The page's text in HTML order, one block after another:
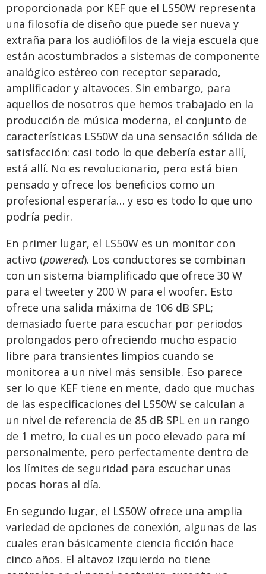
proporcionada por KEF que el LS50W representa
una filosofía de diseño que puede ser nueva y
extraña para los audiófilos de la vieja escuela que
están acostumbrados a sistemas de componente
analógico estéreo con receptor separado,
amplificador y altavoces. Sin embargo, para
aquellos de nosotros que hemos trabajado en la
producción de música moderna, el conjunto de
características LS50W da una sensación sólida de
satisfacción: casi todo lo que debería estar allí,
está allí. No es revolucionario, pero está bien
pensado y ofrece los beneficios como un
profesional esperaría… y eso es todo lo que uno
podría pedir.
En primer lugar, el LS50W es un monitor con
activo (powered). Los conductores se combinan
con un sistema biamplificado que ofrece 30 W
para el tweeter y 200 W para el woofer. Esto
ofrece una salida máxima de 106 dB SPL;
demasiado fuerte para escuchar por periodos
prolongados pero ofreciendo mucho espacio
libre para transientes limpios cuando se
monitorea a un nivel más sensible. Eso parece
ser lo que KEF tiene en mente, dado que muchas
de las especificaciones del LS50W se calculan a
un nivel de referencia de 85 dB SPL en un rango
de 1 metro, lo cual es un poco elevado para mí
personalmente, pero perfectamente dentro de
los límites de seguridad para escuchar unas
pocas horas al día.
En segundo lugar, el LS50W ofrece una amplia
variedad de opciones de conexión, algunas de las
cuales eran básicamente ciencia ficción hace
cinco años. El altavoz izquierdo no tiene